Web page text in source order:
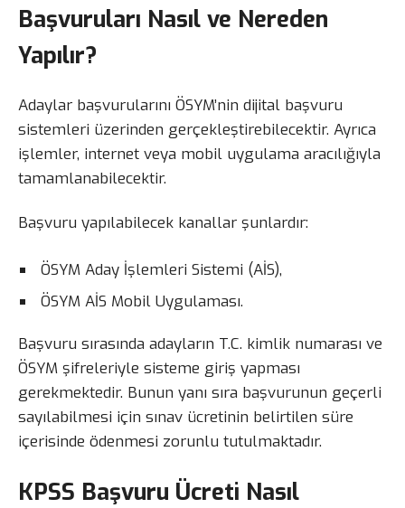
Başvuruları Nasıl ve Nereden
Yapılır?
Adaylar başvurularını ÖSYM’nin dijital başvuru
sistemleri üzerinden gerçekleştirebilecektir. Ayrıca
işlemler, internet veya mobil uygulama aracılığıyla
tamamlanabilecektir.
Başvuru yapılabilecek kanallar şunlardır:
ÖSYM Aday İşlemleri Sistemi (AİS),
ÖSYM AİS Mobil Uygulaması.
Başvuru sırasında adayların T.C. kimlik numarası ve
ÖSYM şifreleriyle sisteme giriş yapması
gerekmektedir. Bunun yanı sıra başvurunun geçerli
sayılabilmesi için sınav ücretinin belirtilen süre
içerisinde ödenmesi zorunlu tutulmaktadır.
KPSS Başvuru Ücreti Nasıl